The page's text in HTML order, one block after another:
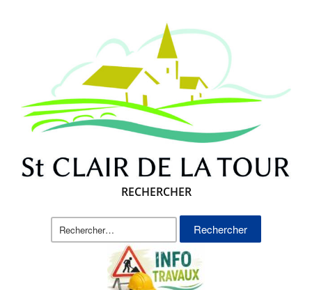
RECHERCHER
Rechercher :